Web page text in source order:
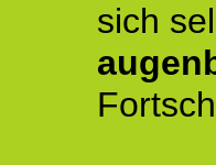
sich